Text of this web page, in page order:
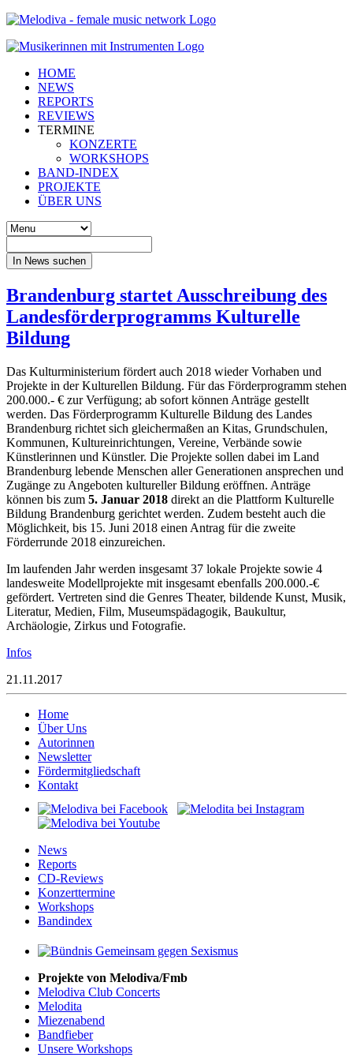
HOME
NEWS
REPORTS
REVIEWS
TERMINE
KONZERTE
WORKSHOPS
BAND-INDEX
PROJEKTE
ÜBER UNS
In News suchen
Brandenburg startet Ausschreibung des
Landesförderprogramms Kulturelle
Bildung
Das Kulturministerium fördert auch 2018 wieder Vorhaben und
Projekte in der Kulturellen Bildung. Für das Förderprogramm stehen
200.000.- € zur Verfügung; ab sofort können Anträge gestellt
werden. Das Förderprogramm Kulturelle Bildung des Landes
Brandenburg richtet sich gleichermaßen an Kitas, Grundschulen,
Kommunen, Kultureinrichtungen, Vereine, Verbände sowie
Künstlerinnen und Künstler. Die Projekte sollen dabei im Land
Brandenburg lebende Menschen aller Generationen ansprechen und
Zugänge zu Angeboten kultureller Bildung eröffnen. Anträge
können bis zum 5. Januar 2018 direkt an die Plattform Kulturelle
Bildung Brandenburg gerichtet werden. Zudem besteht auch die
Möglichkeit, bis 15. Juni 2018 einen Antrag für die zweite
Förderrunde 2018 einzureichen.
Im laufenden Jahr werden insgesamt 37 lokale Projekte sowie 4
landesweite Modellprojekte mit insgesamt ebenfalls 200.000.-€
gefördert. Vertreten sind die Genres Theater, bildende Kunst, Musik,
Literatur, Medien, Film, Museumspädagogik, Baukultur,
Archäologie, Zirkus und Fotografie.
Infos
21.11.2017
Home
Über Uns
Autorinnen
Newsletter
Fördermitgliedschaft
Kontakt
News
Reports
CD-Reviews
Konzerttermine
Workshops
Bandindex
Projekte von Melodiva/Fmb
Melodiva Club Concerts
Melodita
Miezenabend
Bandfieber
Unsere Workshops